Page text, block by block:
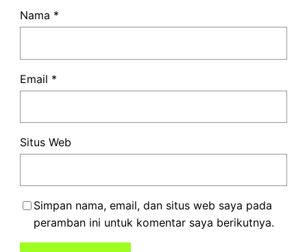
Nama *
Email *
Situs Web
Simpan nama, email, dan situs web saya pada
peramban ini untuk komentar saya berikutnya.